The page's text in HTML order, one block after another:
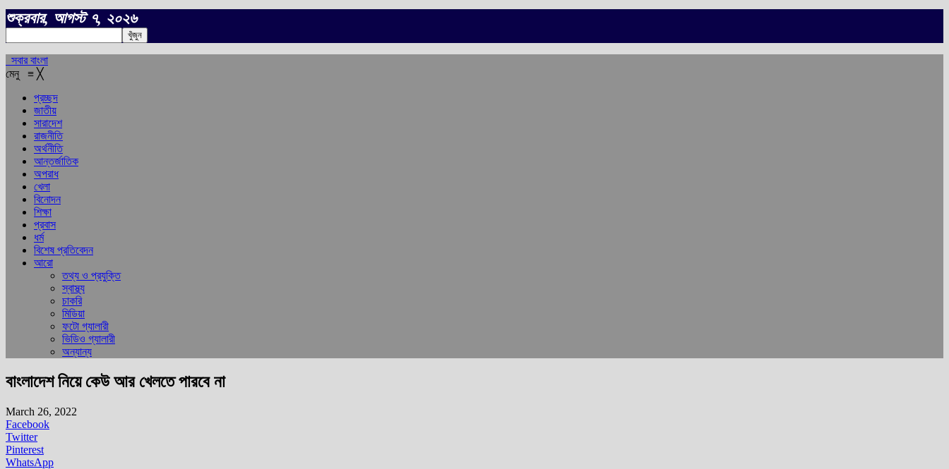
শুক্রবার, আগস্ট ৭, ২০২৬
সবার বাংলা
মেনু ≡ ╳
প্রচ্ছদ
জাতীয়
সারাদেশ
রাজনীতি
অর্থনীতি
আন্তর্জাতিক
অপরাধ
খেলা
বিনোদন
শিক্ষা
প্রবাস
ধর্ম
বিশেষ প্রতিবেদন
আরো
তথ্য ও প্রযুক্তি
স্বাস্থ্য
চাকরি
মিডিয়া
ফটো গ্যালারী
ভিডিও গ্যালারী
অন্যান্য
বাংলাদেশ নিয়ে কেউ আর খেলতে পারবে না
March 26, 2022
Facebook
Twitter
Pinterest
WhatsApp